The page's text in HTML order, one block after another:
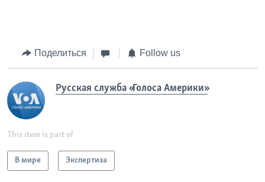
Поделиться Follow us
Русская служба «Голоса Америки»
This item is part of
В мире Экспертиза